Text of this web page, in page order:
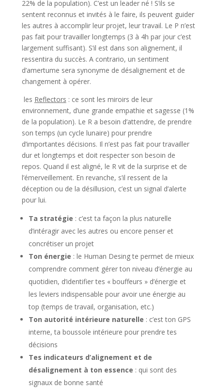
22% de la population). C’est un leader né ! S’ils se
sentent reconnus et invités à le faire, ils peuvent guider
les autres à accomplir leur projet, leur travail. Le P n’est
pas fait pour travailler longtemps (3 à 4h par jour c’est
largement suffisant). S’il est dans son alignement, il
ressentira du succès. A contrario, un sentiment
d’amertume sera synonyme de désalignement et de
changement à opérer.
les Reflectors : ce sont les miroirs de leur
environnement, d’une grande empathie et sagesse (1%
de la population). Le R a besoin d’attendre, de prendre
son temps (un cycle lunaire) pour prendre
d’importantes décisions. Il n’est pas fait pour travailler
dur et longtemps et doit respecter son besoin de
repos. Quand il est aligné, le R vit de la surprise et de
l’émerveillement. En revanche, s’il ressent de la
déception ou de la désillusion, c’est un signal d’alerte
pour lui.
Ta stratégie : c’est ta façon la plus naturelle
d’intéragir avec les autres ou encore penser et
concrétiser un projet
Ton énergie : le Human Desing te permet de mieux
comprendre comment gérer ton niveau d’énergie au
quotidien, d’identifier tes « bouffeurs » d’énergie et
les leviers indispensable pour avoir une énergie au
top (temps de travail, organisation, etc.)
Ton autorité intérieure naturelle : c’est ton GPS
interne, ta boussole intérieure pour prendre tes
décisions
Tes indicateurs d’alignement et de
désalignement à ton essence : qui sont des
signaux de bonne santé